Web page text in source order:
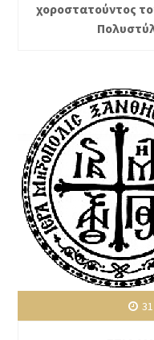
χοροστατούντος